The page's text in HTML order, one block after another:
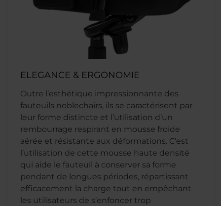
ELEGANCE & ERGONOMIE
Outre l’esthétique impressionnante des
fauteuils noblechairs, ils se caractérisent par
leur forme distincte et l’utilisation d’un
rembourrage respirant en mousse froide
aérée et résistante aux déformations. C’est
l’utilisation de cette mousse haute densité
qui aide le fauteuil à conserver sa forme
pendant de longues périodes, répartissant
efficacement la charge tout en empêchant
les utilisateurs de s’enfoncer trop